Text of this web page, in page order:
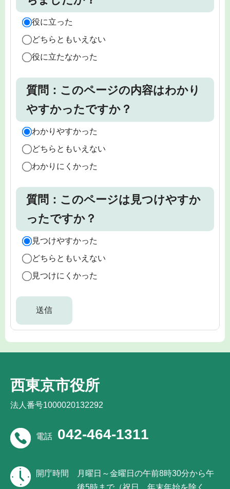
役に立った
どちらともいえない
役に立たなかった
質問：このページの内容はわかり
やすかったですか？
わかりやすかった
どちらともいえない
わかりにくかった
質問：このページは見つけやすか
ったですか？
見つけやすかった
どちらともいえない
見つけにくかった
西東京市役所
法人番号1000020132292
電話 042-464-1311
開庁時間
月曜日～金曜日の午前8時30分から午
後5時まで（祝日、年末年始を除く。